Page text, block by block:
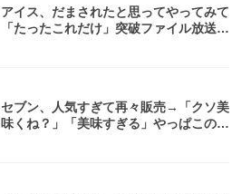
アイス、だまされたと思ってやってみて
「たったこれだけ」突破ファイル放送で
セブン、人気すぎて再々販売→「クソ美
味くね？」「美味すぎる」やっぱこのク